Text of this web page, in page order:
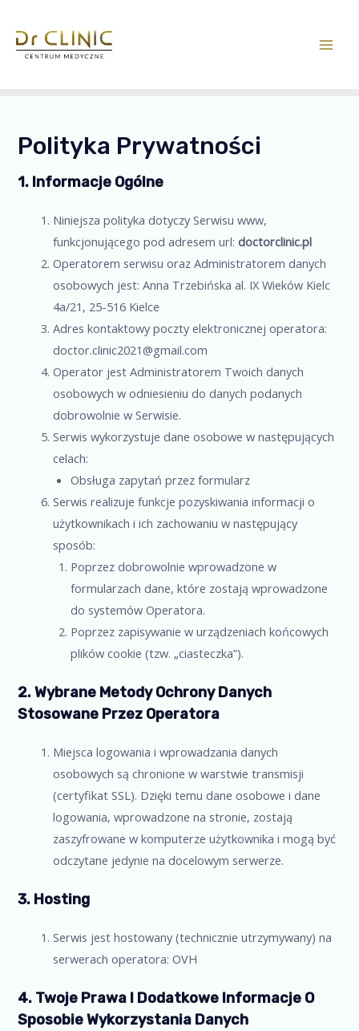
Polityka Prywatności
1. Informacje Ogólne
Niniejsza polityka dotyczy Serwisu www,
funkcjonującego pod adresem url:doctorclinic.pl
Operatorem serwisu oraz Administratorem danych
osobowych jest: Anna Trzebińska al. IX Wieków Kielc
4a/21, 25-516 Kielce
Adres kontaktowy poczty elektronicznej operatora:
doctor.clinic2021@gmail.com
Operator jest Administratorem Twoich danych
osobowych w odniesieniu do danych podanych
dobrowolnie w Serwisie.
Serwis wykorzystuje dane osobowe w następujących
celach:
Obsługa zapytań przez formularz
Serwis realizuje funkcje pozyskiwania informacji o
użytkownikach i ich zachowaniu w następujący
sposób:
Poprzez dobrowolnie wprowadzone w
formularzach dane, które zostają wprowadzone
do systemów Operatora.
Poprzez zapisywanie w urządzeniach końcowych
plików cookie (tzw. „ciasteczka”).
2. Wybrane Metody Ochrony Danych
Stosowane Przez Operatora
Miejsca logowania i wprowadzania danych
osobowych są chronione w warstwie transmisji
(certyfikat SSL). Dzięki temu dane osobowe i dane
logowania, wprowadzone na stronie, zostają
zaszyfrowane w komputerze użytkownika i mogą być
odczytane jedynie na docelowym serwerze.
3. Hosting
Serwis jest hostowany (technicznie utrzymywany) na
serwerach operatora: OVH
4. Twoje Prawa I Dodatkowe Informacje O
Sposobie Wykorzystania Danych